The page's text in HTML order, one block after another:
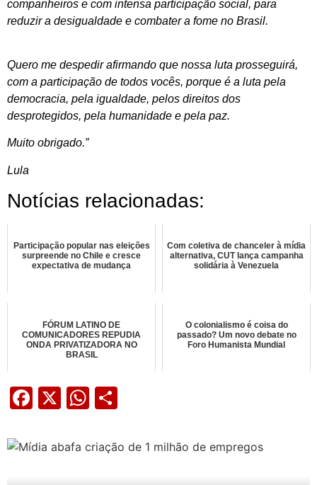
companheiros e com intensa participação social, para
reduzir a desigualdade e combater a fome no Brasil.
Quero me despedir afirmando que nossa luta prosseguirá,
com a participação de todos vocês, porque é a luta pela
democracia, pela igualdade, pelos direitos dos
desprotegidos, pela humanidade e pela paz.
Muito obrigado.”
Lula
Notícias relacionadas:
Participação popular nas eleições
surpreende no Chile e cresce
expectativa de mudança
Com coletiva de chanceler à mídia
alternativa, CUT lança campanha
solidária à Venezuela
FÓRUM LATINO DE
COMUNICADORES REPUDIA
ONDA PRIVATIZADORA NO
BRASIL
O colonialismo é coisa do
passado? Um novo debate no
Foro Humanista Mundial
Facebook
X WhatsApp